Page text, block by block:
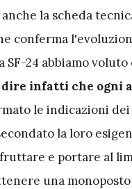
la scheda
conferma
SF-24 abbiamo
dire infatti che ogni
le indicazioni
la loro
e portare al
una